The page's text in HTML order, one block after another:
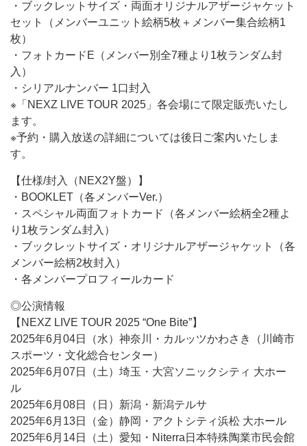
・ブックレットサイズ・両面オリジナルアザージャケット
セット（メンバーユニット絵柄5枚＋メンバー集合絵柄1
枚）
・フォトカードE（メンバー別全7種より1枚ランダム封
入）
・シリアルナンバー 1口封入
※「NEXZ LIVE TOUR 2025」各会場にて限定販売いたし
ます。
※予約・購入放送の詳細については後日ご案内いたしま
す。
【仕様/封入（NEX2Y盤）】
・BOOKLET（各メンバーVer.）
・スペシャル両面フォトカード（各メンバー絵柄全2種よ
り1枚ランダム封入）
・ブックレットサイズ・オリジナルアザージャケット（各
メンバー絵柄2枚封入）
・各メンバープロフィールカード
◎公演情報
【NEXZ LIVE TOUR 2025 “One Bite”】
2025年6月04日（水）神奈川・カルッツかわさき（川崎市
スポーツ・文化総合センター）
2025年6月07日（土）埼玉・大宮ソニックシティ 大ホー
ル
2025年6月08日（日）新潟・新潟テルサ
2025年6月13日（金）静岡・アクトシティ浜松 大ホール
2025年6月14日（土）愛知・Niterra日本特殊陶業市民会館